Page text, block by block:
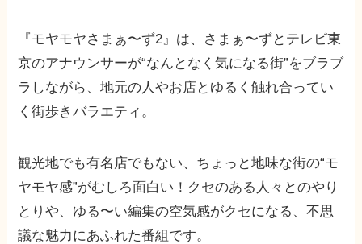
『モヤモヤさまぁ〜ず2』は、さまぁ〜ずとテレビ東
京のアナウンサーが“なんとなく気になる街”をブラブ
ラしながら、地元の人やお店とゆるく触れ合ってい
く街歩きバラエティ。
観光地でも有名店でもない、ちょっと地味な街の“モ
ヤモヤ感”がむしろ面白い！クセのある人々とのやり
とりや、ゆる〜い編集の空気感がクセになる、不思
議な魅力にあふれた番組です。